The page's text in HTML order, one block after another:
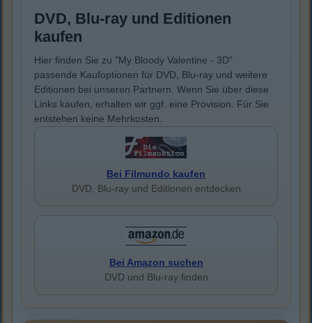
DVD, Blu-ray und Editionen
kaufen
Hier finden Sie zu "My Bloody Valentine - 3D"
passende Kaufoptionen für DVD, Blu-ray und weitere
Editionen bei unseren Partnern. Wenn Sie über diese
Links kaufen, erhalten wir ggf. eine Provision. Für Sie
entstehen keine Mehrkosten.
Bei Filmundo kaufen
DVD, Blu-ray und Editionen entdecken
Bei Amazon suchen
DVD und Blu-ray finden